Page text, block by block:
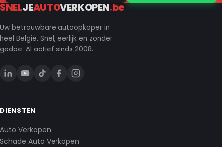
SNELJEAUTOVERKOPEN.be
Uw betrouwbare autoopkoper in
heel België. Snel, eerlijk en zonder
gedoe. Al actief sinds 2008.
DIENSTEN
Auto Verkopen
Schade Auto Verkopen